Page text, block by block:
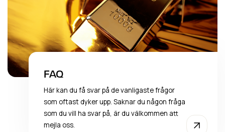
FAQ
Här kan du få svar på de vanligaste frågor
som oftast dyker upp. Saknar du någon fråga
som du vill ha svar på, är du välkommen att
mejla oss.